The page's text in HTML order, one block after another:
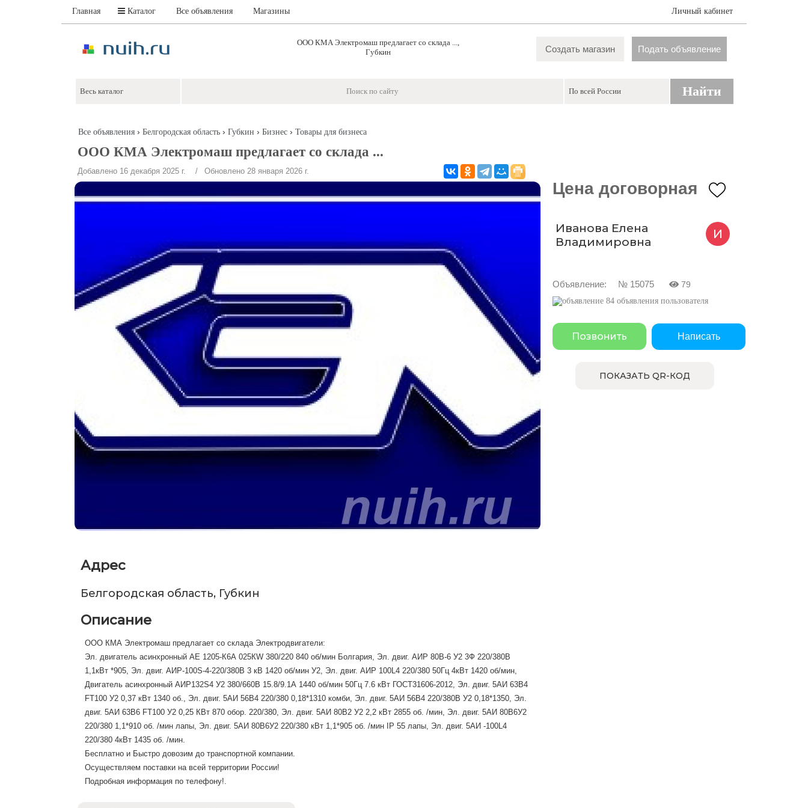
Главная Каталог Все объявления Магазины Личный кабинет
ООО КМА Электромаш предлагает со склада ...,
Губкин
Создать магазин Подать объявление
Найти
Все объявления› Белгородская область› Губкин › Бизнес› Товары для бизнеса
ООО КМА Электромаш предлагает со склада ...
Добавлено 16 декабря 2025 г. / Обновлено 28 января 2026 г.
Адрес
Белгородская область, Губкин
Описание
ООО КМА Электромаш предлагает со склада Электродвигатели:
Эл. двигатель асинхронный АЕ 1205-К6А 025КW 380/220 840 об/мин Болгария, Эл. двиг. АИР 80В-6 У2 3Ф 220/380В
1,1кВт *905, Эл. двиг. АИР-100S-4-220/380В 3 кВ 1420 об/мин У2, Эл. двиг. АИР 100L4 220/380 50Гц 4кВт 1420 об/мин,
Двигатель асинхронный АИР132S4 У2 380/660В 15.8/9.1А 1440 об/мин 50Гц 7.6 кВт ГОСТ31606-2012, Эл. двиг. 5АИ 63В4
FT100 У2 0,37 кВт 1340 об., Эл. двиг. 5АИ 56В4 220/380 0,18*1310 комби, Эл. двиг. 5АИ 56В4 220/380В У2 0,18*1350, Эл.
двиг. 5АИ 63В6 FT100 У2 0,25 КВт 870 обор. 220/380, Эл. двиг. 5АИ 80В2 У2 2,2 кВт 2855 об. /мин, Эл. двиг. 5АИ 80В6У2
220/380 1,1*910 об. /мин лапы, Эл. двиг. 5АИ 80В6У2 220/380 кВт 1,1*905 об. /мин IP 55 лапы, Эл. двиг. 5АИ -100L4
220/380 4кВт 1435 об. /мин.
Бесплатно и Быстро довозим до транспортной компании.
Осуществляем поставки на всей территории России!
Подробная информация по телефону!.
Цена договорная
Иванова Елена
Владимировна
И
Объявление: № 15075 79
84 объявления пользователя
Позвонить Написать
ПОКАЗАТЬ QR-КОД